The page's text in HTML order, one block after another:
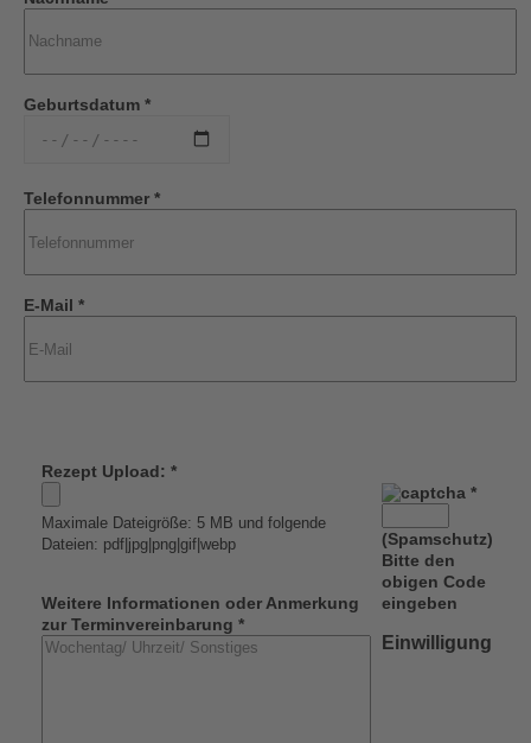
Geburtsdatum *
Telefonnummer *
E-Mail *
Rezept Upload: *
Maximale Dateigröße: 5 MB und folgende
Dateien: pdf|jpg|png|gif|webp
Weitere Informationen oder Anmerkung
zur Terminvereinbarung *
*
(Spamschutz)
Bitte den
obigen Code
eingeben
Einwilligung